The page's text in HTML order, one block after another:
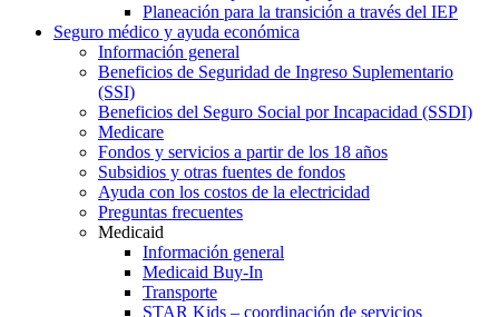
Planeación para la transición a través del IEP
Seguro médico y ayuda económica
Información general
Beneficios de Seguridad de Ingreso Suplementario
(SSI)
Beneficios del Seguro Social por Incapacidad (SSDI)
Medicare
Fondos y servicios a partir de los 18 años
Subsidios y otras fuentes de fondos
Ayuda con los costos de la electricidad
Preguntas frecuentes
Medicaid
Información general
Medicaid Buy-In
Transporte
STAR Kids – coordinación de servicios